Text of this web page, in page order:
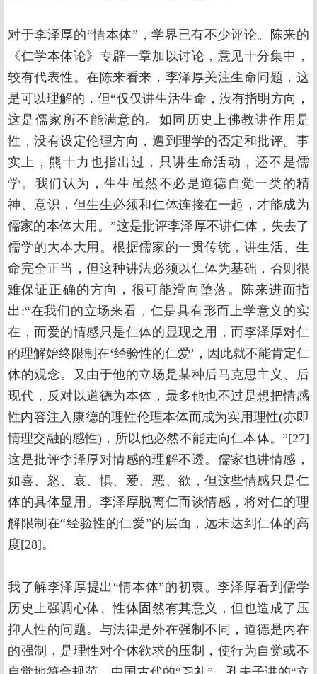
对于李泽厚的“情本体”，学界已有不少评论。陈来的
《仁学本体论》专辟一章加以讨论，意见十分集中，
较有代表性。在陈来看来，李泽厚关注生命问题，这
是可以理解的，但“仅仅讲生活生命，没有指明方向，
这是儒家所不能满意的。如同历史上佛教讲作用是
性，没有设定伦理方向，遭到理学的否定和批评。事
实上，熊十力也指出过，只讲生命活动，还不是儒
学。我们认为，生生虽然不必是道德自觉一类的精
神、意识，但生生必须和仁体连接在一起，才能成为
儒家的本体大用。”这是批评李泽厚不讲仁体，失去了
儒学的大本大用。根据儒家的一贯传统，讲生活、生
命完全正当，但这种讲法必须以仁体为基础，否则很
难保证正确的方向，很可能滑向堕落。陈来进而指
出:“在我们的立场来看，仁是具有形而上学意义的实
在，而爱的情感只是仁体的显现之用，而李泽厚对仁
的理解始终限制在‘经验性的仁爱’，因此就不能肯定仁
体的观念。又由于他的立场是某种后马克思主义、后
现代，反对以道德为本体，最多他也不过是想把情感
性内容注入康德的理性伦理本体而成为实用理性(亦即
情理交融的感性)，所以他必然不能走向仁本体。”[27]
这是批评李泽厚对情感的理解不透。儒家也讲情感，
如喜、怒、哀、惧、爱、恶、欲，但这些情感只是仁
体的具体显用。李泽厚脱离仁而谈情感，将对仁的理
解限制在“经验性的仁爱”的层面，远未达到仁体的高
度[28]。
我了解李泽厚提出“情本体”的初衷。李泽厚看到儒学
历史上强调心体、性体固然有其意义，但也造成了压
抑人性的问题。与法律是外在强制不同，道德是内在
的强制，是理性对个体欲求的压制，使行为自觉或不